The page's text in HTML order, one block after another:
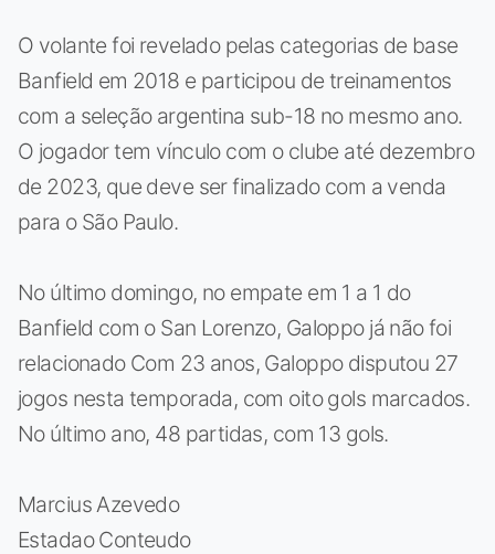
O volante foi revelado pelas categorias de base
Banfield em 2018 e participou de treinamentos
com a seleção argentina sub-18 no mesmo ano.
O jogador tem vínculo com o clube até dezembro
de 2023, que deve ser finalizado com a venda
para o São Paulo.
No último domingo, no empate em 1 a 1 do
Banfield com o San Lorenzo, Galoppo já não foi
relacionado Com 23 anos, Galoppo disputou 27
jogos nesta temporada, com oito gols marcados.
No último ano, 48 partidas, com 13 gols.
Marcius Azevedo
Estadao Conteudo